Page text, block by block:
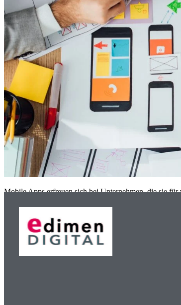
Mobile Apps erfreuen sich bei Unternehmen, die sie